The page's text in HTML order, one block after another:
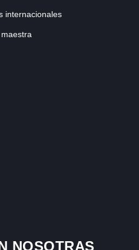
internacionales
NOSOTRAS